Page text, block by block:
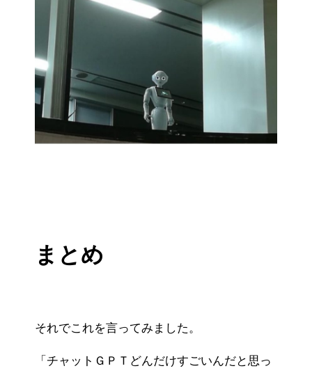
まとめ
それでこれを言ってみました。
「チャットＧＰＴどんだけすごいんだと思っ